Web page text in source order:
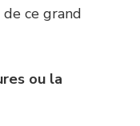
ce grand
ou la